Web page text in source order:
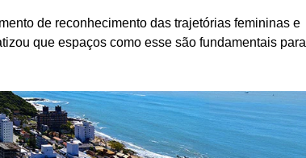
de reconhecimento das trajetórias femininas e
que espaços como esse são fundamentais para